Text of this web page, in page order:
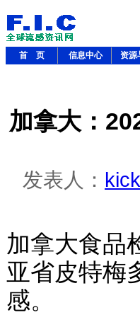
首 页 信息中心 资源
加拿大：
发表人：
加拿大食品
亚省皮特梅
感。